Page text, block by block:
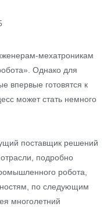
мехатроникам
Однако для
впервые готовятся к
может стать немного
поставщик решений
подробно
робота,
по следующим
многолетний